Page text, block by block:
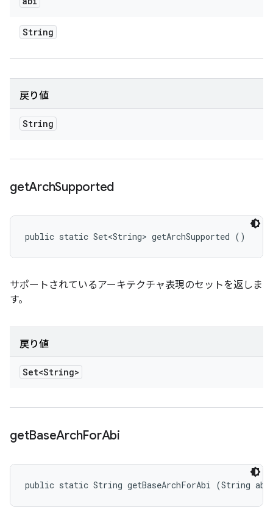
String
戻り値
String
getArchSupported
public static Set<String> getArchSupported ()
サポートされているアーキテクチャ表現のセットを返しま
す。
戻り値
Set<String>
getBaseArchForAbi
public static String getBaseArchForAbi (String